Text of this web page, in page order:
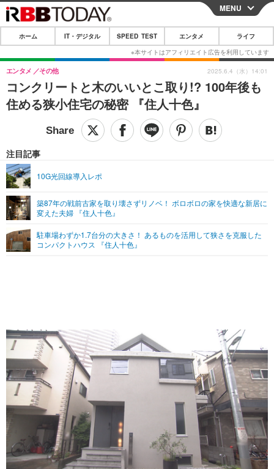
CLOSE
ホーム
IT・デジタル
IT・デジタルTOP スマートフォン
ショッピング その他
SPEED TEST
エンタメTOP 映画・ドラマ
グラビア
ショッピング その他
ライフTOP
その他
リリース一覧
プッシュ通知の停止方法
MENU
ホーム IT・デジタル SPEED TEST エンタメ ライフ
コンクリートと木のいいとこ取り!? 100年後も
住める狭小住宅の秘密 『住人十色』
エンタメ その他
注目記事
10G光回線導入レポ
築87年の戦前古家を取り壊さずリノベ！ ボロボロの家を快適な新居に
変えた夫婦 『住人十色』
駐車場わずか1.7台分の大きさ！ あるものを活用して狭さを克服した
コンパクトハウス 『住人十色』
2025.6.4（水）14:01